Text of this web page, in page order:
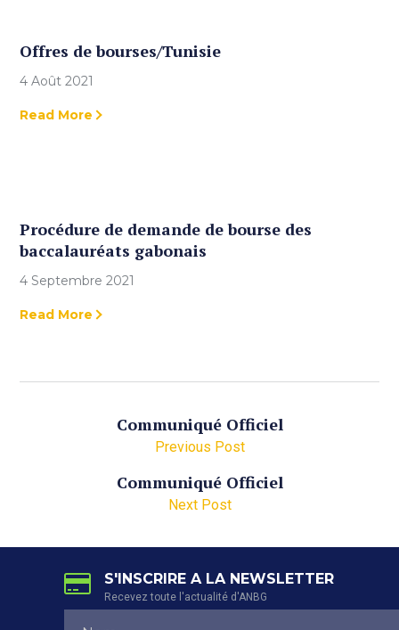
Offres de bourses/Tunisie
4 Août 2021
Read More
Procédure de demande de bourse des
baccalauréats gabonais
4 Septembre 2021
Read More
Communiqué Officiel
Previous Post
Communiqué Officiel
Next Post
S'INSCRIRE A LA NEWSLETTER
Recevez toute l'actualité d'ANBG